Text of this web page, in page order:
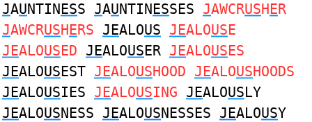
JAUNTINESS JAUNTINESSES JAWCRUSHER
JAWCRUSHERS JEALOUS JEALOUSE
JEALOUSED JEALOUSER JEALOUSES
JEALOUSEST JEALOUSHOOD JEALOUSHOODS
JEALOUSIES JEALOUSING JEALOUSLY
JEALOUSNESS JEALOUSNESSES JEALOUSY